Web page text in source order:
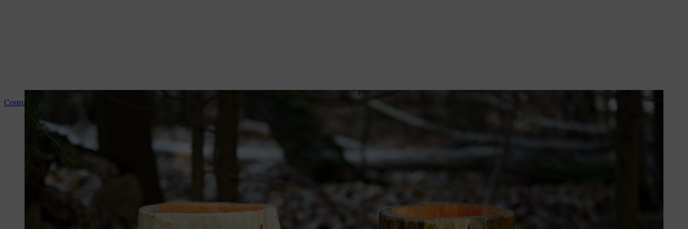
Costruire una lanterna di legno